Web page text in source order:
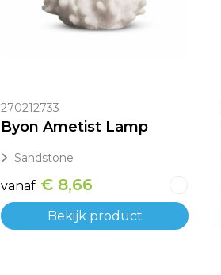
270212733
Byon Ametist Lamp
Sandstone
vanaf € 8,66
Bekijk product